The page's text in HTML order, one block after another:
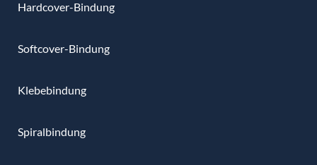
Hardcover-Bindung
Softcover-Bindung
Klebebindung
Spiralbindung